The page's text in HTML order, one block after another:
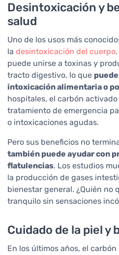
Desintoxicación y
salud
Uno de los usos más
la desintoxicación del cuerpo
puede unirse a toxinas y
tracto digestivo, lo que
intoxicación alimentaria o
hospitales, el carbón
tratamiento de emergencia
o intoxicaciones agudas.
Pero sus beneficios no
también puede ayudar con
flatulencias. Los estudios
la producción de gases
bienestar general. ¿Quién no
tranquilo sin sensaciones
Cuidado de la piel y
En los últimos años, el